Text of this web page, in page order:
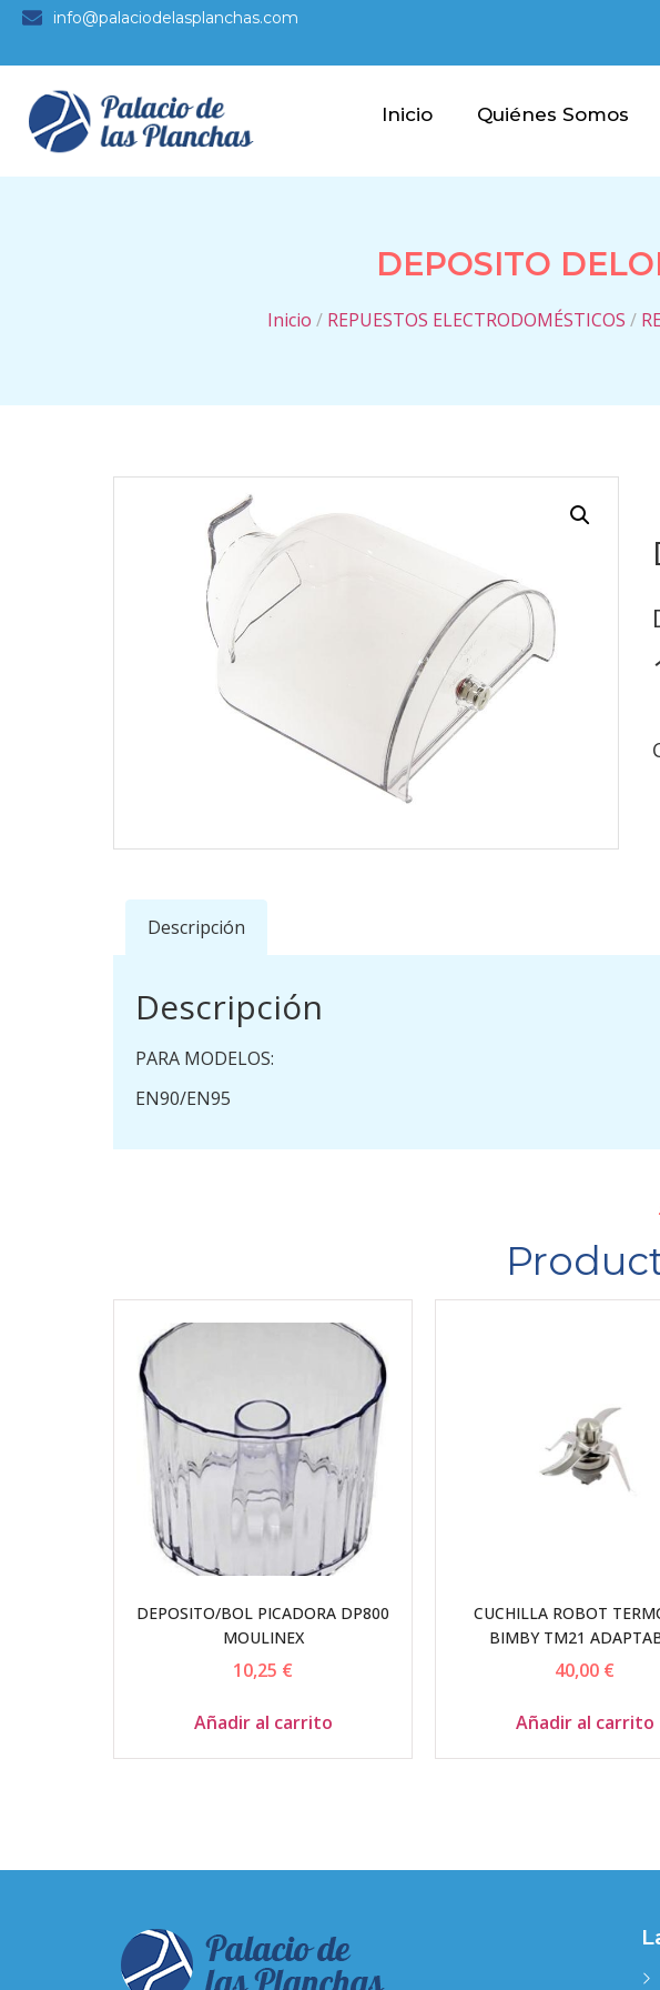
info@palaciodelasplanchas.com
Inicio Quiénes Somos
DEPOSITO
Inicio / REPUESTOS ELECTRODOMÉSTICOS /
Descripción
Descripción
PARA MODELOS:
EN90/EN95
DEPOSITO/BOL PICADORA DP800
MOULINEX
10,25 €
Añadir al carrito
CUCHILLA ROBOT
BIMBY TM21
40,00 €
Añadir al carrito